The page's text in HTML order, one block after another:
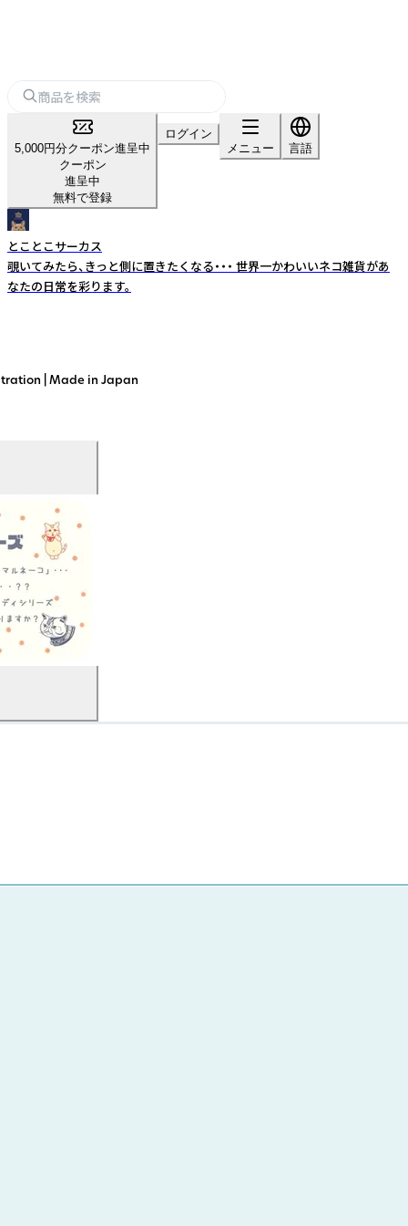
5,000円分クーポン進呈中
クーポン
進呈中
無料で登録
ログイン
メニュー
言語
とことこサーカス
覗いてみたら、きっと側に置きたくなる・・・ 世界一かわいいネコ雑貨があ
なたの日常を彩ります。
| Made in Japan